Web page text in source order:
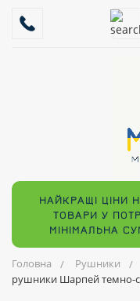
НАЙКРАЩІ ЦІНИ
ТОВАРИ У
МІНІМАЛЬНА
Головна Рушники
рушники Шарпей темно-